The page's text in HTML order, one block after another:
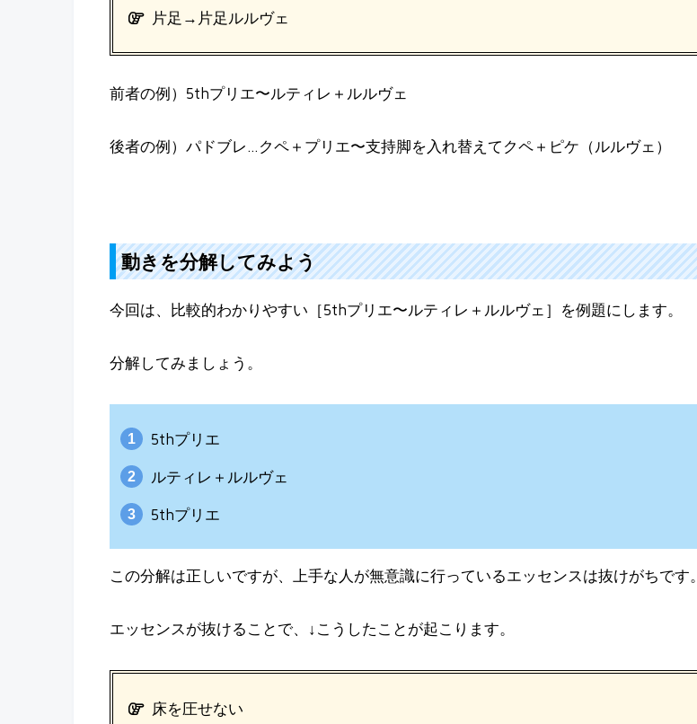
片足→片足ルルヴェ
前者の例）5thプリエ〜ルティレ＋ルルヴェ
後者の例）パドブレ…クペ＋プリエ〜支持脚を入れ替えてクペ＋ピケ（ルルヴェ）
動きを分解してみよう
今回は、比較的わかりやすい［5thプリエ〜ルティレ＋ルルヴェ］を例題にします。
分解してみましょう。
5thプリエ
ルティレ＋ルルヴェ
5thプリエ
この分解は正しいですが、上手な人が無意識に行っているエッセンスは抜けがちです。
エッセンスが抜けることで、↓こうしたことが起こります。
床を圧せない